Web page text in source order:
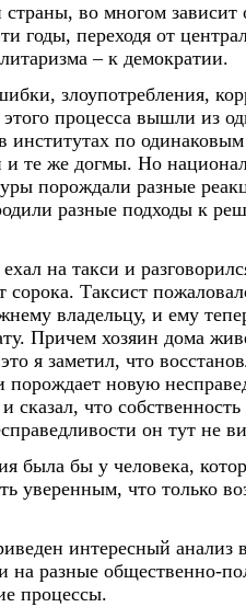
во многом зависит
годы, переходя от
– к демократии.
злоупотребления,
процесса вышли из
по
и те же догмы. Но
порождали разные
разные подходы к
на такси и
сорока. Таксист
владельцу, и ему
Причем хозяин дома
я заметил, что
порождает новую
сказал, что
он тут не
была бы у человека,
уверенным, что только
интересный анализ
на разные общественно-
процессы.